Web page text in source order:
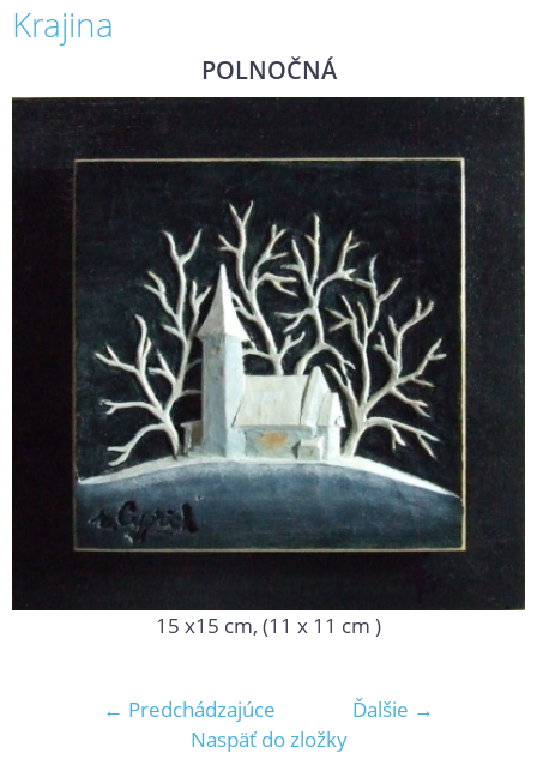
Krajina
POLNOČNÁ
15 x15 cm, (11 x 11 cm )
← Predchádzajúce
Ďalšie →
Naspäť do zložky